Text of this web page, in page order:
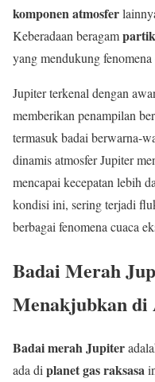
komponen atmosfer
Keberadaan beragam
yang mendukung
Jupiter terkenal dengan
memberikan penampilan
termasuk badai berwarna-
dinamis atmosfer Jupiter
mencapai kecepatan lebih
kondisi ini, sering terjadi
berbagai fenomena cuaca
Badai Merah
Menakjubkan di
Badai merah Jupiter
ada di planet gas raksasa